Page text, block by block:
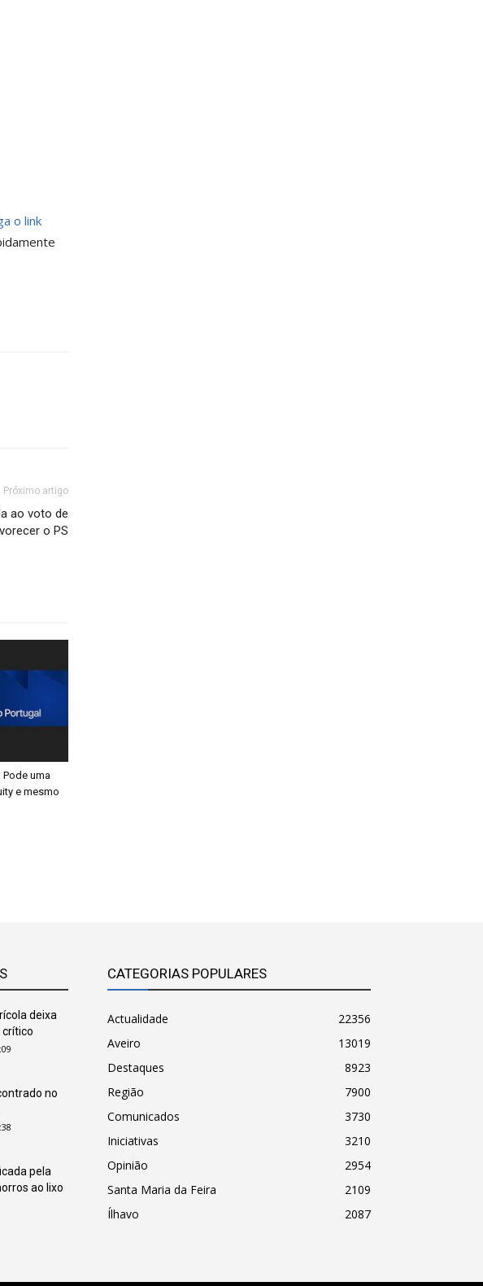
o link
Próximo artigo
ao voto de
o PS
Pode uma
e mesmo
deixa
no
pela
ao lixo
CATEGORIAS POPULARES
Actualidade
22356
Aveiro
13019
Destaques
8923
Região
7900
Comunicados
3730
Iniciativas
3210
Opinião
2954
Santa Maria da Feira
2109
Ílhavo
2087